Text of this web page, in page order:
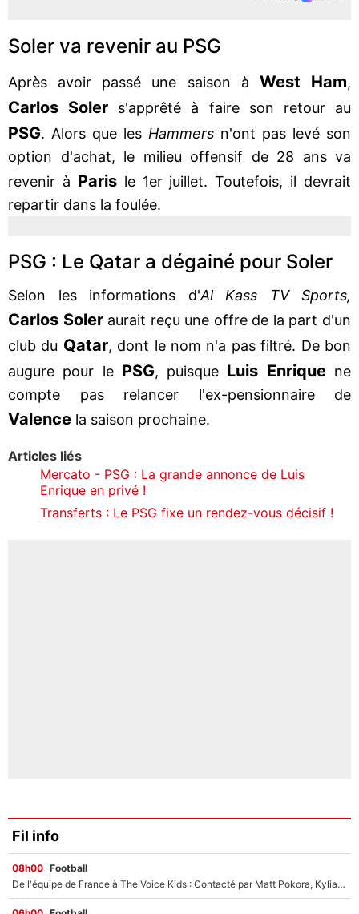
Soler va revenir au PSG
Après avoir passé une saison à West Ham,
Carlos Soler s'apprêté à faire son retour au
PSG. Alors que les Hammers n'ont pas levé son
option d'achat, le milieu offensif de 28 ans va
revenir à Paris le 1er juillet. Toutefois, il devrait
repartir dans la foulée.
PSG : Le Qatar a dégainé pour Soler
Selon les informations d'Al Kass TV Sports,
Carlos Soler aurait reçu une offre de la part d'un
club du Qatar, dont le nom n'a pas filtré. De bon
augure pour le PSG, puisque Luis Enrique ne
compte pas relancer l'ex-pensionnaire de
Valence la saison prochaine.
Articles liés
Mercato - PSG : La grande annonce de Luis
Enrique en privé !
Transferts : Le PSG fixe un rendez-vous décisif !
Fil info
08h00 Football
De l'équipe de France à The Voice Kids : Contacté par Matt Pokora, Kylian Mbappé a accepté de jouer un rôle inédit sur TF1 !